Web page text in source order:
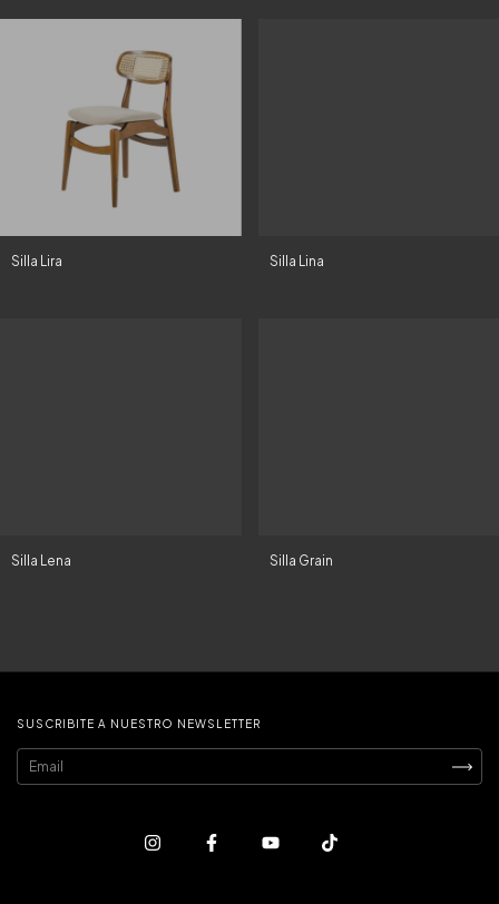
Silla Lira Silla Lina
Silla Lena Silla Grain
SUSCRIBITE A NUESTRO NEWSLETTER